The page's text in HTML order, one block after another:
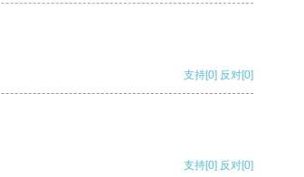
支持[0] 反对[0]
支持[0] 反对[0]